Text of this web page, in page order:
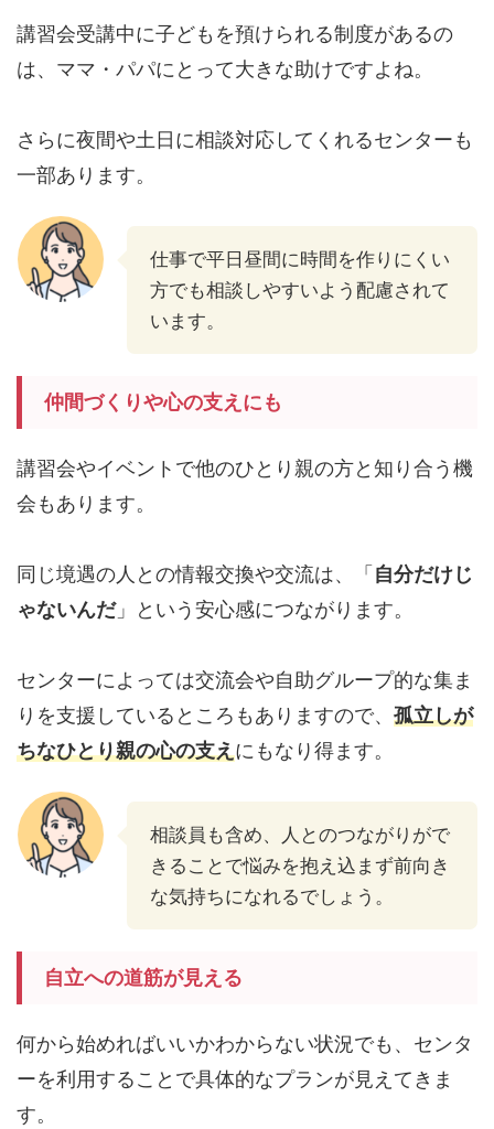
講習会受講中に子どもを預けられる制度があるの
は、ママ・パパにとって大きな助けですよね。
さらに夜間や土日に相談対応してくれるセンターも
一部あります。
仕事で平日昼間に時間を作りにくい
方でも相談しやすいよう配慮されて
います。
仲間づくりや心の支えにも
講習会やイベントで他のひとり親の方と知り合う機
会もあります。
同じ境遇の人との情報交換や交流は、「 自分だけじ
ゃないんだ」という安心感につながります。
センターによっては交流会や自助グループ的な集ま
りを支援しているところもありますので、 孤立しが
ちなひとり親の心の支えにもなり得ます。
相談員も含め、人とのつながりがで
きることで悩みを抱え込まず前向き
な気持ちになれるでしょう。
自立への道筋が見える
何から始めればいいかわからない状況でも、センタ
ーを利用することで具体的なプランが見えてきま
す。